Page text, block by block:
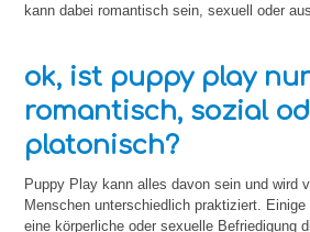
kann dabei romantisch sein, sexuell oder
ok, ist puppy play
romantisch, sozial
platonisch?
Puppy Play kann alles davon sein und wird
Menschen unterschiedlich praktiziert.
eine körperliche oder sexuelle Befriedigung